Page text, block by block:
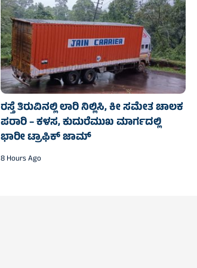
ರಸ್ತೆ ತಿರುವಿನಲ್ಲಿ ಲಾರಿ ನಿಲ್ಲಿಸಿ, ಕೀ ಸಮೇತ ಚಾಲಕ
ಪರಾರಿ – ಕಳಸ, ಕುದುರೆಮುಖ ಮಾರ್ಗದಲ್ಲಿ‌
ಭಾರೀ ಟ್ರಾಫಿಕ್‌ ಜಾಮ್
8 Hours Ago